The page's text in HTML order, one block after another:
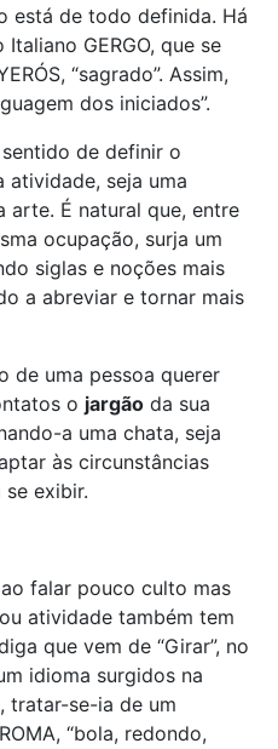
está de todo definida. Há
GERGO, que se
“sagrado”. Assim,
dos iniciados”.
de definir o
atividade, seja uma
arte. É natural que, entre
ocupação, surja um
siglas e noções mais
a abreviar e tornar mais
de uma pessoa querer
o jargão da sua
a uma chata, seja
às circunstâncias
se exibir.
falar pouco culto mas
atividade também tem
que vem de “Girar”, no
idioma surgidos na
tratar-se-ia de um
“bola, redondo,